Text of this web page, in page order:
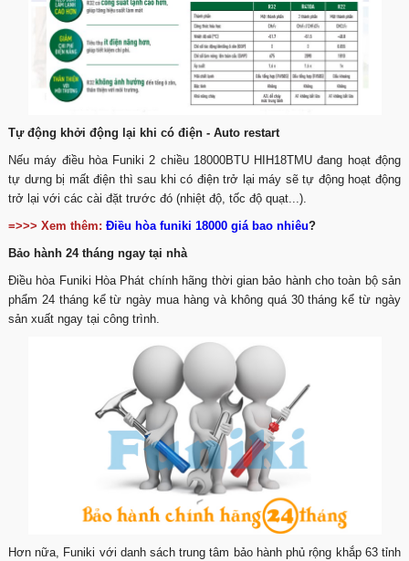
Tự động khởi động lại khi có điện - Auto restart
Nếu máy điều hòa Funiki 2 chiều 18000BTU HIH18TMU đang hoạt động
tự dưng bị mất điện thì sau khi có điện trở lại máy sẽ tự động hoạt động
trở lại với các cài đặt trước đó (nhiệt độ, tốc độ quạt...).
=>>> Xem thêm: Điều hòa funiki 18000 giá bao nhiêu?
Bảo hành 24 tháng ngay tại nhà
Điều hòa Funiki Hòa Phát chính hãng thời gian bảo hành cho toàn bộ sản
phẩm 24 tháng kể từ ngày mua hàng và không quá 30 tháng kể từ ngày
sản xuất ngay tại công trình.
Hơn nữa, Funiki với danh sách trung tâm bảo hành phủ rộng khắp 63 tỉnh